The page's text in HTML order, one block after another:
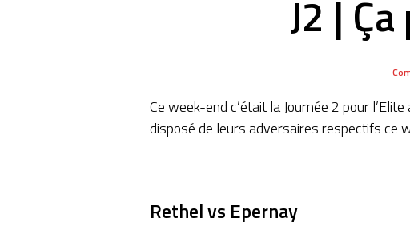
J2 |
Ce week-end c’était la Journée 2 pour
disposé de leurs adversaires respectifs ce
Rethel vs Epernay